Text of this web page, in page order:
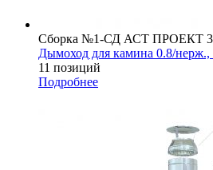
Сборка №1-СД АСТ ПРОЕКТ
Дымоход для камина 0.8/
11 позиций
Подробнее